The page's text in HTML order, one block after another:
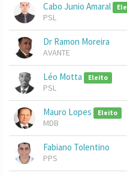
Cabo Junio Amaral
PSL
Dr Ramon Moreira
AVANTE
Léo Motta Eleito
PSL
Mauro Lopes Eleito
MDB
Fabiano Tolentino
PPS